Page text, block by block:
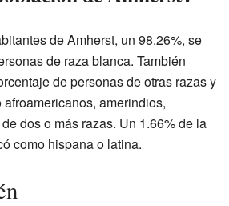
de Amherst, un 98.26%, se
de raza blanca. También
de personas de otras razas y
amerindios,
dos o más razas. Un 1.66% de la
como hispana o latina.